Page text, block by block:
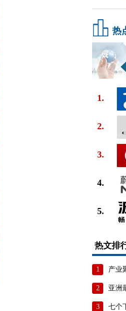
热
1.
2.
3.
4.
5.
热文排
1 产业
2 亚洲
3 七个